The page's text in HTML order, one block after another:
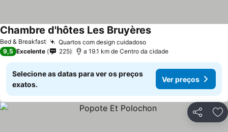
Bed & Breakfast Quartos com design cuidadoso
Chambre d'hôtes Les Bruyères
9,5 Excelente 225 a 19.1 km de Centro da cidade
Selecione as datas para ver os preços
exatos.
Ver preços
Partilhar